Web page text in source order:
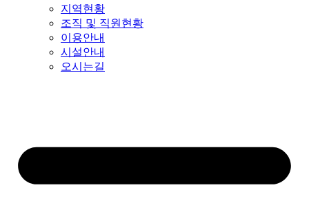
지역현황
조직 및 직원현황
이용안내
시설안내
오시는길